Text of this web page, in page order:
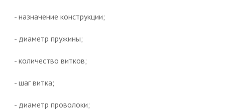
- назначение конструкции;
- диаметр пружины;
- количество витков;
- шаг витка;
- диаметр проволоки;